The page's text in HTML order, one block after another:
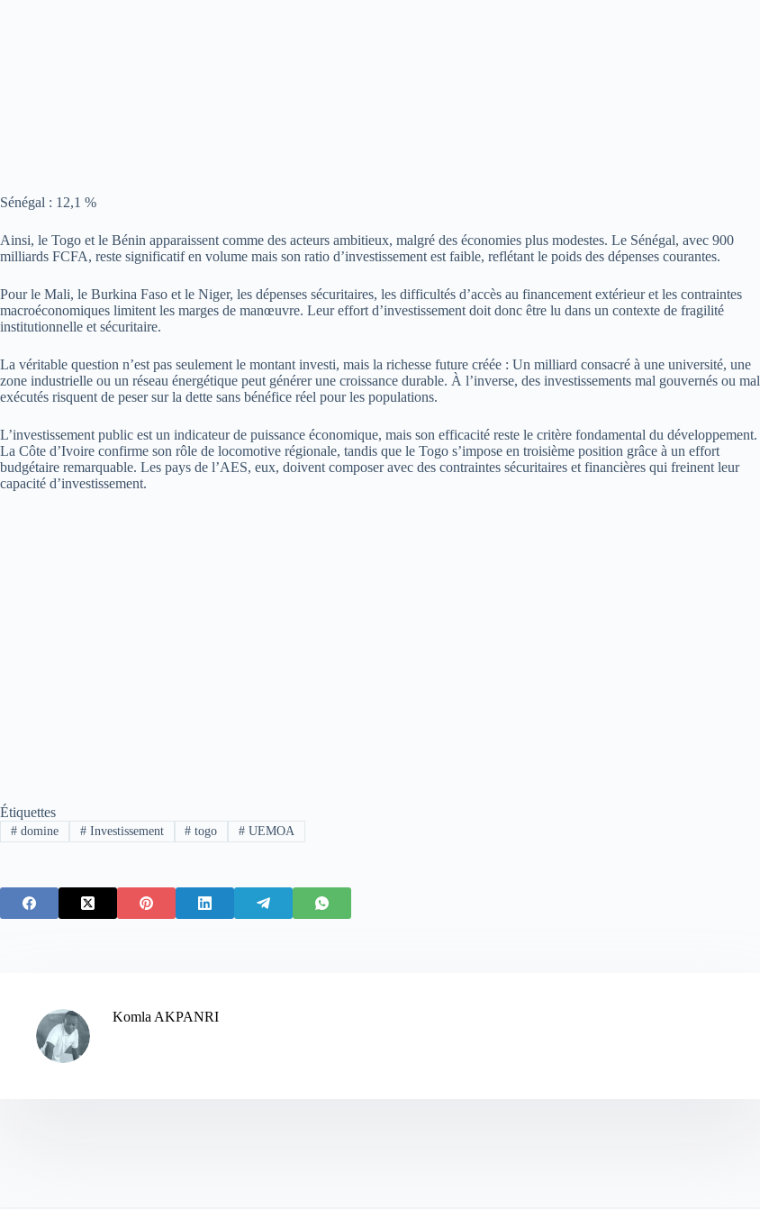
Sénégal : 12,1 %
Ainsi, le Togo et le Bénin apparaissent comme des acteurs ambitieux, malgré des économies plus modestes. Le Sénégal, avec 900
milliards FCFA, reste significatif en volume mais son ratio d’investissement est faible, reflétant le poids des dépenses courantes.
Pour le Mali, le Burkina Faso et le Niger, les dépenses sécuritaires, les difficultés d’accès au financement extérieur et les contraintes
macroéconomiques limitent les marges de manœuvre. Leur effort d’investissement doit donc être lu dans un contexte de fragilité
institutionnelle et sécuritaire.
La véritable question n’est pas seulement le montant investi, mais la richesse future créée : Un milliard consacré à une université, une
zone industrielle ou un réseau énergétique peut générer une croissance durable. À l’inverse, des investissements mal gouvernés ou mal
exécutés risquent de peser sur la dette sans bénéfice réel pour les populations.
L’investissement public est un indicateur de puissance économique, mais son efficacité reste le critère fondamental du développement.
La Côte d’Ivoire confirme son rôle de locomotive régionale, tandis que le Togo s’impose en troisième position grâce à un effort
budgétaire remarquable. Les pays de l’AES, eux, doivent composer avec des contraintes sécuritaires et financières qui freinent leur
capacité d’investissement.
Étiquettes
#domine #Investissement # togo # UEMOA
Komla AKPANRI